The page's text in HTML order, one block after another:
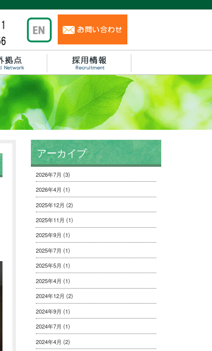
アーカイブ
2026年7月 (3)
2026年4月 (1)
2025年12月 (2)
2025年11月 (1)
2025年9月 (1)
2025年7月 (1)
2025年5月 (1)
2025年4月 (1)
2024年12月 (2)
2024年9月 (1)
2024年7月 (1)
2024年4月 (2)